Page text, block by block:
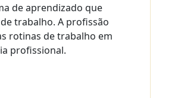
de aprendizado que
trabalho. A profissão
rotinas de trabalho em
profissional.